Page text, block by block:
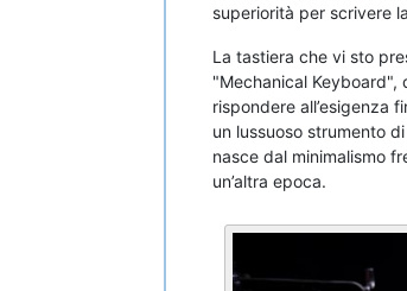
superiorità per scrivere
La tastiera che vi sto
"Mechanical Keyboard",
rispondere all’esigenza
un lussuoso strumento
nasce dal minimalismo
un’altra epoca.